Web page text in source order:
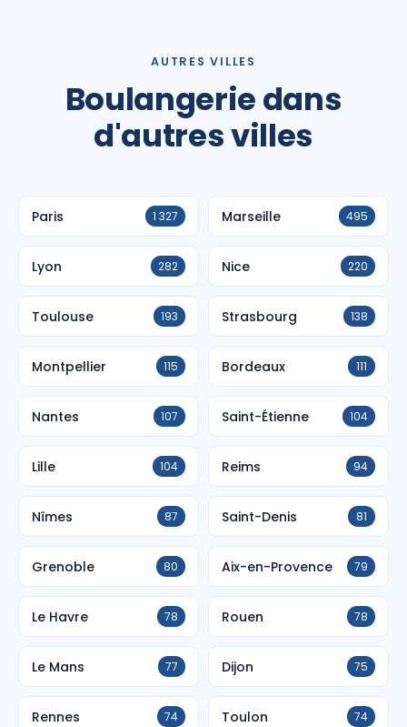
AUTRES VILLES
Boulangerie dans
d'autres villes
Paris 1 327 Marseille 495
Lyon 282 Nice 220
Toulouse 193 Strasbourg 138
Montpellier 115 Bordeaux 111
Nantes 107 Saint-Étienne 104
Lille 104 Reims 94
Nîmes 87 Saint-Denis 81
Grenoble 80 Aix-en-Provence 79
Le Havre 78 Rouen 78
Le Mans 77 Dijon 75
Rennes 74 Toulon 74